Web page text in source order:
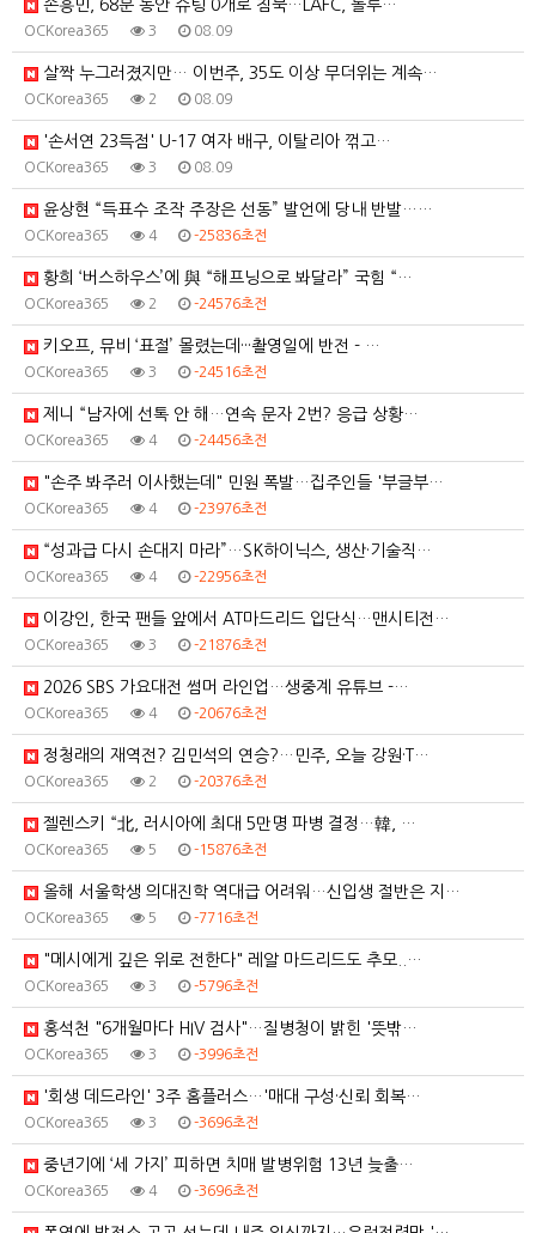
손흥민, 68분 동안 슈팅 0개로 침묵…LAFC, 톨루…
OCKorea365 3 08.09
살짝 누그러졌지만… 이번주, 35도 이상 무더위는 계속…
OCKorea365 2 08.09
'손서연 23득점' U-17 여자 배구, 이탈리아 꺾고…
OCKorea365 3 08.09
윤상현 “득표수 조작 주장은 선동” 발언에 당내 반발……
OCKorea365 4 -25836초전
황희 ‘버스하우스’에 與 “해프닝으로 봐달라” 국힘 “…
OCKorea365 2 -24576초전
키오프, 뮤비 ‘표절’ 몰렸는데···촬영일에 반전 - …
OCKorea365 3 -24516초전
제니 “남자에 선톡 안 해…연속 문자 2번? 응급 상황…
OCKorea365 4 -24456초전
"손주 봐주러 이사했는데" 민원 폭발…집주인들 '부글부…
OCKorea365 4 -23976초전
“성과급 다시 손대지 마라”…SK하이닉스, 생산·기술직…
OCKorea365 4 -22956초전
이강인, 한국 팬들 앞에서 AT마드리드 입단식…맨시티전…
OCKorea365 3 -21876초전
2026 SBS 가요대전 썸머 라인업…생중계 유튜브 -…
OCKorea365 4 -20676초전
정청래의 재역전? 김민석의 연승?…민주, 오늘 강원·T…
OCKorea365 2 -20376초전
젤렌스키 “北, 러시아에 최대 5만명 파병 결정…韓, …
OCKorea365 5 -15876초전
올해 서울학생 의대진학 역대급 어려워…신입생 절반은 지…
OCKorea365 5 -7716초전
"메시에게 깊은 위로 전한다" 레알 마드리드도 추모..…
OCKorea365 3 -5796초전
홍석천 "6개월마다 HIV 검사"…질병청이 밝힌 '뜻밖…
OCKorea365 3 -3996초전
'회생 데드라인' 3주 홈플러스…'매대 구성·신뢰 회복…
OCKorea365 3 -3696초전
중년기에 ‘세 가지’ 피하면 치매 발병위험 13년 늦출…
OCKorea365 4 -3696초전